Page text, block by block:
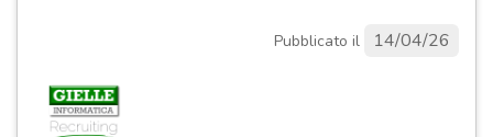
Pubblicato il 14/04/26